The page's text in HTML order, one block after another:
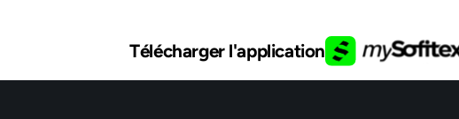
Télécharger l'application